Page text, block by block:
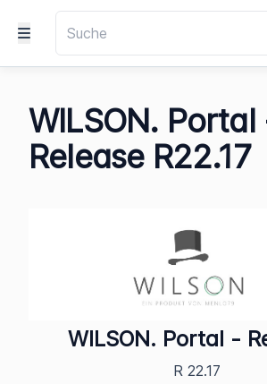
WILSON. Portal
Release R22.17
WILSON. Portal -
R 22.17